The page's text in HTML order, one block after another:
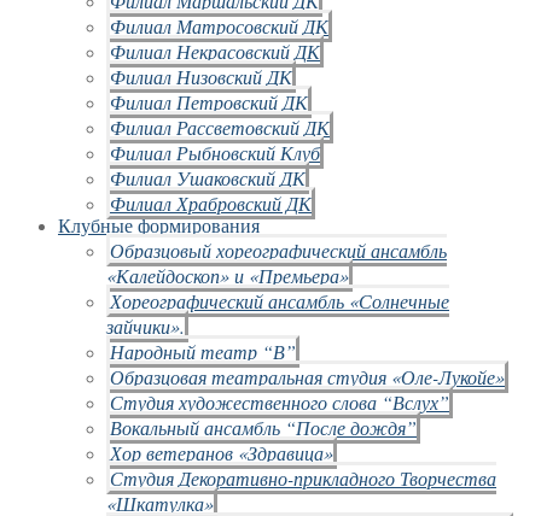
Филиал Матросовский ДК
Филиал Некрасовский ДК
Филиал Низовский ДК
Филиал Петровский ДК
Филиал Рассветовский ДК
Филиал Рыбновский Клуб
Филиал Ушаковский ДК
Филиал Храбровский ДК
Клубные формирования
Образцовый хореографический ансамбль
«Калейдоскоп» и «Премьера»
Хореографический ансамбль «Солнечные
зайчики».
Народный театр “В”
Образцовая театральная студия «Оле-Лукойе»
Студия художественного слова “Вслух”
Вокальный ансамбль “После дождя”
Хор ветеранов «Здравица»
Студия Декоративно-прикладного Творчества
«Шкатулка»